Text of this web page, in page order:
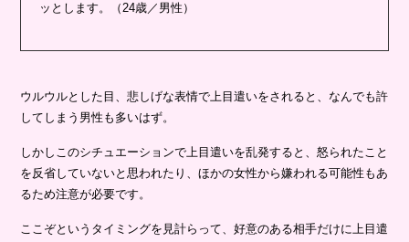
ッとします。（24歳／男性）
ウルウルとした目、悲しげな表情で上目遣いをされると、なんでも許
してしまう男性も多いはず。
しかしこのシチュエーションで上目遣いを乱発すると、怒られたこと
を反省していないと思われたり、ほかの女性から嫌われる可能性もあ
るため注意が必要です。
ここぞというタイミングを見計らって、好意のある相手だけに上目遣